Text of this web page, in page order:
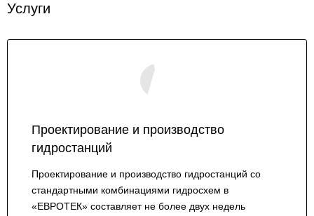
Услуги
Проектирование и производство
гидростанций
Проектирование и производство гидростанций со
стандартными комбинациями гидросхем в
«ЕВРОТЕК» составляет не более двух недель